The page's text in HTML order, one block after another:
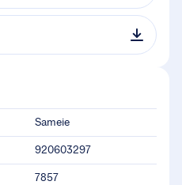
Sameie
920603297
7857